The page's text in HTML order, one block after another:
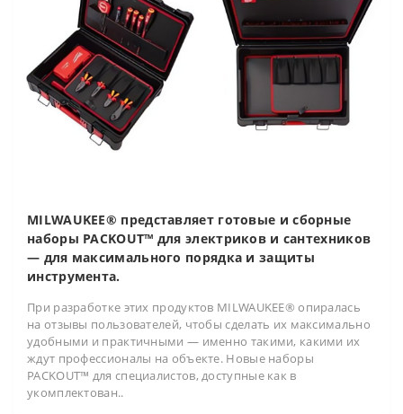
MILWAUKEE® представляет готовые и сборные
наборы PACKOUT™ для электриков и сантехников
— для максимального порядка и защиты
инструмента.
При разработке этих продуктов MILWAUKEE® опиралась
на отзывы пользователей, чтобы сделать их максимально
удобными и практичными — именно такими, какими их
ждут профессионалы на объекте. Новые наборы
PACKOUT™ для специалистов, доступные как в
укомплектован..